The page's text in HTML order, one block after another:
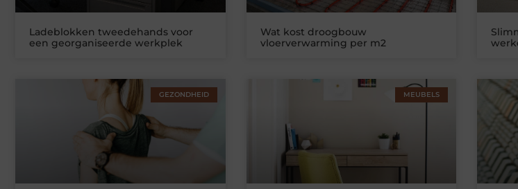
Ladeblokken tweedehands voor
een georganiseerde werkplek
Wat kost droogbouw
vloerverwarming per m2
GEZONDHEID MEUBELS